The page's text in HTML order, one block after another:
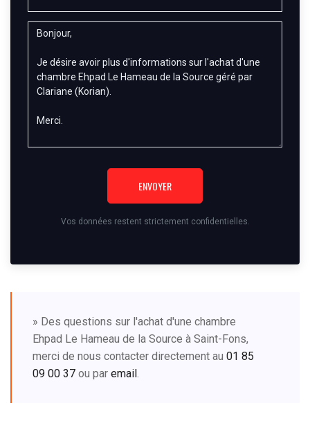
ENVOYER
Vos données restent strictement confidentielles.
» Des questions sur l'achat d'une chambre
Ehpad Le Hameau de la Source à Saint-Fons,
merci de nous contacter directement au 01 85
09 00 37 ou par email